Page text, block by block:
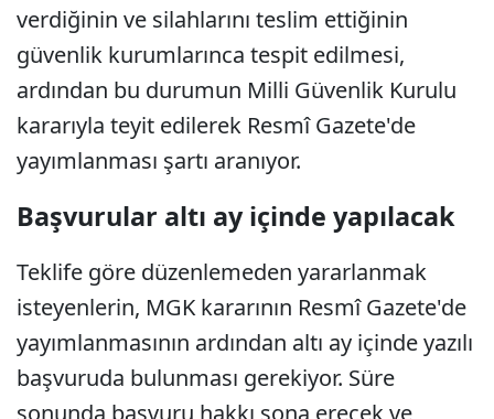
verdiğinin ve silahlarını teslim ettiğinin
güvenlik kurumlarınca tespit edilmesi,
ardından bu durumun Milli Güvenlik Kurulu
kararıyla teyit edilerek Resmî Gazete'de
yayımlanması şartı aranıyor.
Başvurular altı ay içinde yapılacak
Teklife göre düzenlemeden yararlanmak
isteyenlerin, MGK kararının Resmî Gazete'de
yayımlanmasının ardından altı ay içinde yazılı
başvuruda bulunması gerekiyor. Süre
sonunda başvuru hakkı sona erecek ve